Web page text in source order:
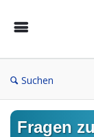
Suchen
Fragen